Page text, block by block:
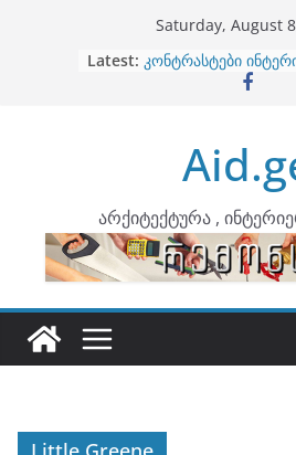
Saturday, August
Latest: ბინების გაერთიანება
კონტრასტები
ინტერიერის დიზიანი
არტემიდი
არქიტექტურა ,